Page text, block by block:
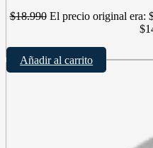
$18.990 El precio original era:
Añadir al carrito